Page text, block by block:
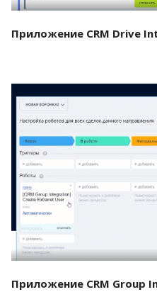
Приложение CRM Drive
Смотреть
Приложение CRM Group